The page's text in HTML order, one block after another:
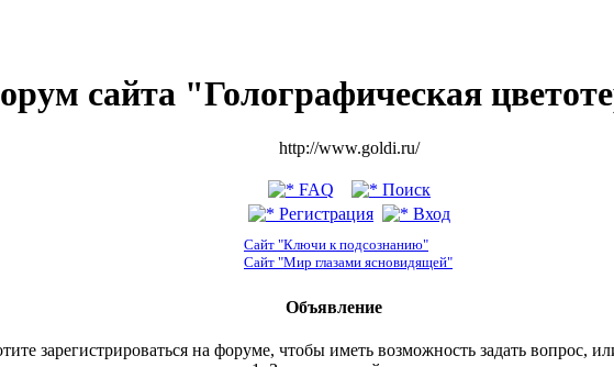
сайта "Голографическая
http://www.goldi.ru/
FAQ
Поиск
Регистрация
Вход
Сайт "Ключи к подсознанию"
Сайт "Мир глазами ясновидящей"
Объявление
зарегистрироваться на форуме, чтобы иметь возможность задать вопрос,